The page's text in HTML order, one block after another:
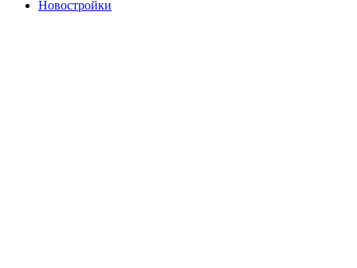
Новостройки